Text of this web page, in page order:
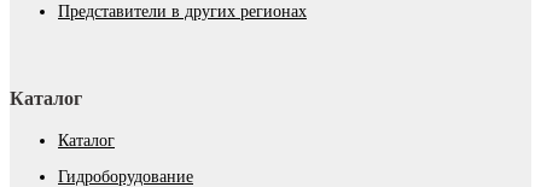
Представители в других регионах
Каталог
Каталог
Гидроборудование